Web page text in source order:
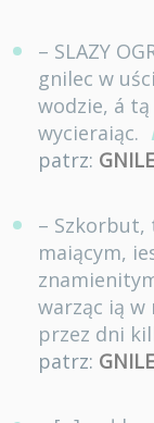
– SLAZY
gnilec w
wodzie, á tą
wycieraiąc.
patrz:
– Szkorbut,
maiącym,
warząc ią w
przez dni
patrz: